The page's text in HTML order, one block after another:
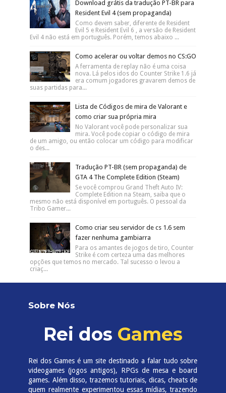
Como colocar Cuphead para dois
jogadores (teclado e joystick)
Aqui no blog já fizemos uma resenha
completa sobre CupHead , um dos
melhores jogos indie lançados em 2017. Apesar do jogo
Como ganhar poder de mergulho em
GTA San Andreas (Missão Assalto
Anfíbio)
poder de mergulho para poder fazer a missão Assalto
Anfíbio, que consiste em invadi...
Download grátis da tradução PT-BR para
Resident Evil 4 (sem propaganda)
Evil 4 não está em português. Porém, temos abaixo ...
Como acelerar ou voltar demos no CS:GO
A ferramenta de replay não é uma coisa
nova. Lá pelos idos do Counter Strike 1.6 já
era comum jogadores gravarem demos de
Lista de Códigos de mira de Valorant e
como criar sua própria mira
No Valorant você pode personalizar sua
mira. Você pode copiar o código de mira
de um amigo, ou então colocar um código para modificar
o des...
mesmo não está disponível em português. O pessoal da
Tribo Gamer...
fazer nenhuma gambiarra
Para os amantes de jogos de tiro, Counter
Strike é com certeza uma das melhores
opções que temos no mercado. Tal sucesso o levou a